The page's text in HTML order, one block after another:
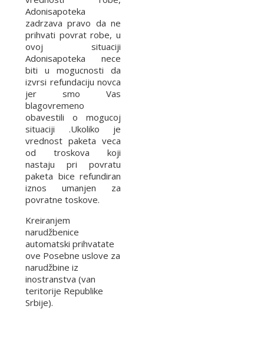
Adonisapoteka
zadrzava pravo da ne
prihvati povrat robe, u
ovoj situaciji
Adonisapoteka nece
biti u mogucnosti da
izvrsi refundaciju novca
jer smo Vas
blagovremeno
obavestili o mogucoj
situaciji .Ukoliko je
vrednost paketa veca
od troskova koji
nastaju pri povratu
paketa bice refundiran
iznos umanjen za
povratne toskove.
Kreiranjem
narudžbenice
automatski prihvatate
ove Posebne uslove za
narudžbine iz
inostranstva (van
teritorije Republike
Srbije).